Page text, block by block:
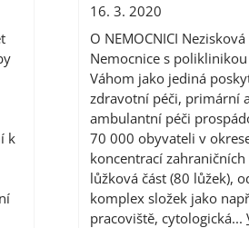
k
16. 3. 2020
O NEMOCNICI
Nemocnice s
Váhom jako jediná
zdravotní péči, primární
ambulantní péči
70 000 obyvateli v
koncentrací
lůžková část (80 lůžek),
komplex složek jako
pracoviště, cytologická...